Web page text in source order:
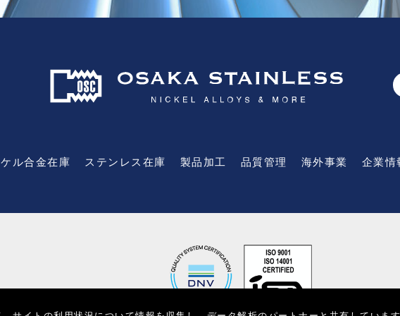
ル合金在庫 ステンレス在庫 製品加工 品質管理 海外事業 企業情